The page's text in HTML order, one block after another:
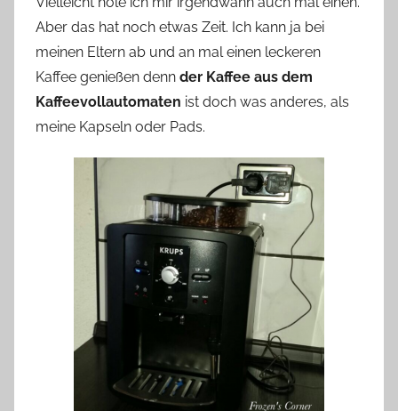
Aber das hat noch etwas Zeit. Ich kann ja bei
meinen Eltern ab und an mal einen leckeren
Kaffee genießen denn der Kaffee aus dem
Kaffeevollautomaten ist doch was anderes, als
meine Kapseln oder Pads.